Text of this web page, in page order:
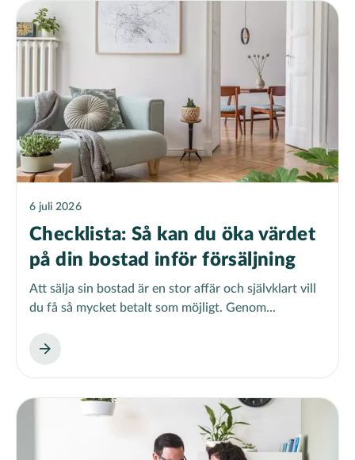
6 juli 2026
Checklista: Så kan du öka värdet
på din bostad inför försäljning
Att sälja sin bostad är en stor affär och självklart vill
du få så mycket betalt som möjligt. Genom...